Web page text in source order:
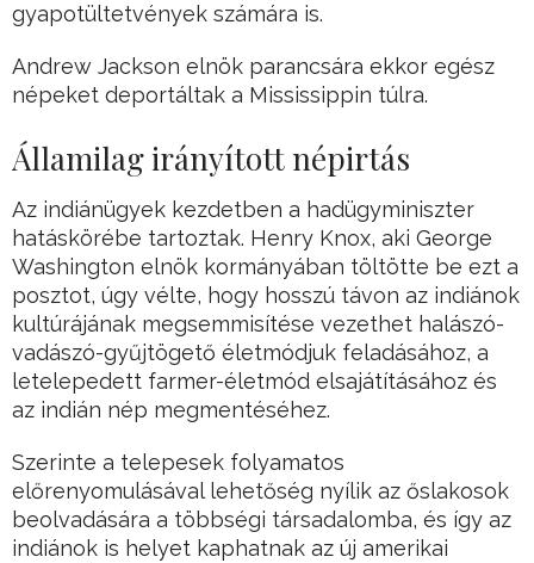
gyapotültetvények számára is.
Andrew Jackson elnök parancsára ekkor egész
népeket deportáltak a Mississippin túlra.
Államilag irányított népirtás
Az indiánügyek kezdetben a hadügyminiszter
hatáskörébe tartoztak. Henry Knox, aki George
Washington elnök kormányában töltötte be ezt a
posztot, úgy vélte, hogy hosszú távon az indiánok
kultúrájának megsemmisítése vezethet halászó-
vadászó-gyűjtögető életmódjuk feladásához, a
letelepedett farmer-életmód elsajátításához és
az indián nép megmentéséhez.
Szerinte a telepesek folyamatos
előrenyomulásával lehetőség nyílik az őslakosok
beolvadására a többségi társadalomba, és így az
indiánok is helyet kaphatnak az új amerikai